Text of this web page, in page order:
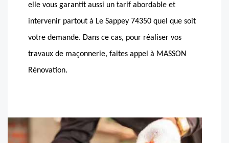
elle vous garantit aussi un tarif abordable et
intervenir partout à Le Sappey 74350 quel que soit
votre demande. Dans ce cas, pour réaliser vos
travaux de maçonnerie, faites appel à MASSON
Rénovation.